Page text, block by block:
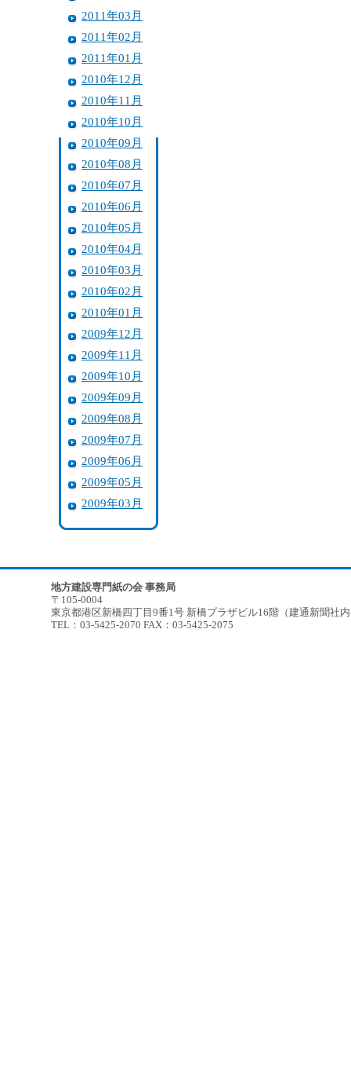
2011年03月
2011年02月
2011年01月
2010年12月
2010年11月
2010年10月
2010年09月
2010年08月
2010年07月
2010年06月
2010年05月
2010年04月
2010年03月
2010年02月
2010年01月
2009年12月
2009年11月
2009年10月
2009年09月
2009年08月
2009年07月
2009年06月
2009年05月
2009年03月
地方建設専門紙の会 事務局
〒105-0004
東京都港区新橋四丁目9番1号 新橋プラザビル16階（建通新聞社
TEL：03-5425-2070 FAX：03-5425-2075